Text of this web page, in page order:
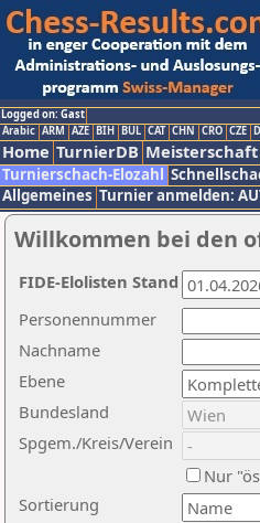
Logged on: Gast
Arabic ARM AZE BIH BUL CAT CHN CRO CZE
Home TurnierDB Meisterschaft
Turnierschach-Elozahl
Allgemeines Turnier anmelden:
Willkommen bei den
Nachname
Ebene
Sortierung
Personennummer
Bundesland
Spgem./Kreis/Verein
Nur
FIDE-Elolisten Stand